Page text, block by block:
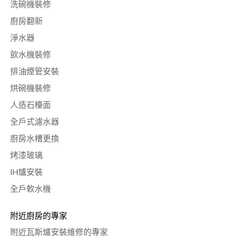
洗碗機裝修
廚房翻新
淨水器
飲水機裝修
排油煙管安裝
烘碗機裝修
人造石檯面
全戶式濾水器
廚房水槽更換
烤漆玻璃
IH爐安裝
全戶軟水機
附近廚房的專家
附近瓦斯爐安裝維修的專家